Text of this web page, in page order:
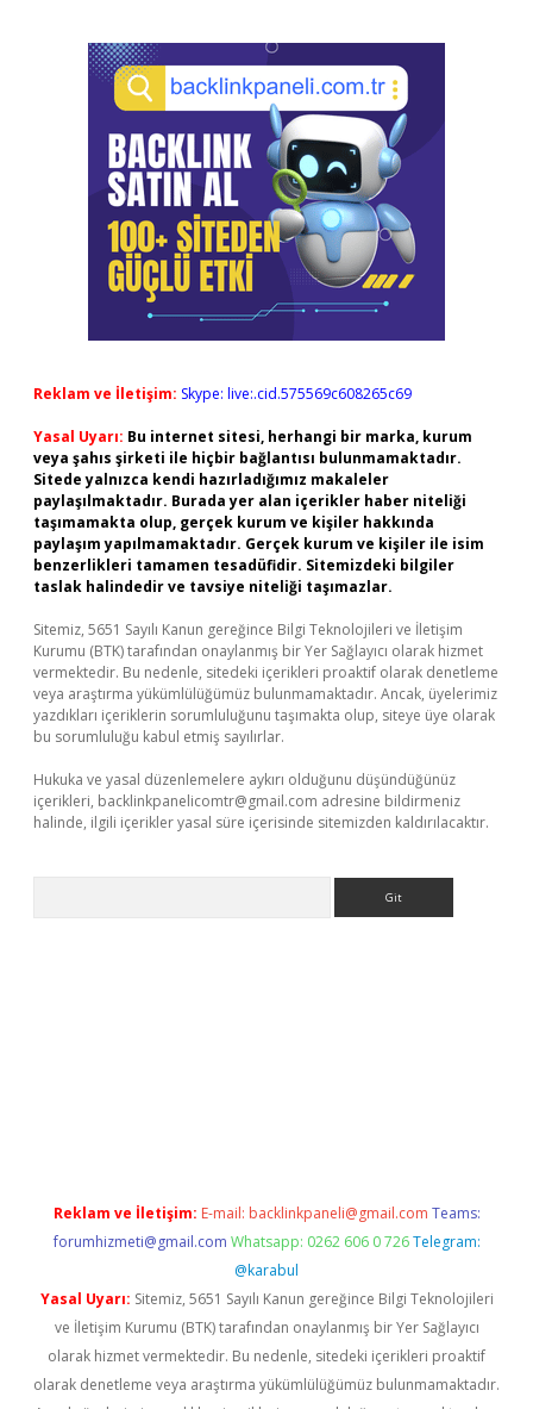
Reklam ve İletişim: Skype: live:.cid.575569c608265c69
Yasal Uyarı: Bu internet sitesi, herhangi bir marka, kurum
veya şahıs şirketi ile hiçbir bağlantısı bulunmamaktadır.
Sitede yalnızca kendi hazırladığımız makaleler
paylaşılmaktadır. Burada yer alan içerikler haber niteliği
taşımamakta olup, gerçek kurum ve kişiler hakkında
paylaşım yapılmamaktadır. Gerçek kurum ve kişiler ile isim
benzerlikleri tamamen tesadüfidir. Sitemizdeki bilgiler
taslak halindedir ve tavsiye niteliği taşımazlar.
Sitemiz, 5651 Sayılı Kanun gereğince Bilgi Teknolojileri ve İletişim
Kurumu (BTK) tarafından onaylanmış bir Yer Sağlayıcı olarak hizmet
vermektedir. Bu nedenle, sitedeki içerikleri proaktif olarak denetleme
veya araştırma yükümlülüğümüz bulunmamaktadır. Ancak, üyelerimiz
yazdıkları içeriklerin sorumluluğunu taşımakta olup, siteye üye olarak
bu sorumluluğu kabul etmiş sayılırlar.
Hukuka ve yasal düzenlemelere aykırı olduğunu düşündüğünüz
içerikleri, backlinkpanelicomtr@gmail.com adresine bildirmeniz
halinde, ilgili içerikler yasal süre içerisinde sitemizden kaldırılacaktır.
Reklam ve İletişim: E-mail: backlinkpaneli@gmail.com Teams:
forumhizmeti@gmail.com Whatsapp: 0262 606 0 726 Telegram:
@karabul
Yasal Uyarı: Sitemiz, 5651 Sayılı Kanun gereğince Bilgi Teknolojileri
ve İletişim Kurumu (BTK) tarafından onaylanmış bir Yer Sağlayıcı
olarak hizmet vermektedir. Bu nedenle, sitedeki içerikleri proaktif
olarak denetleme veya araştırma yükümlülüğümüz bulunmamaktadır.